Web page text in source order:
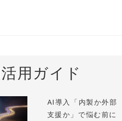
用ガイド
AI導入「内製か外部
支援か」で悩む前に